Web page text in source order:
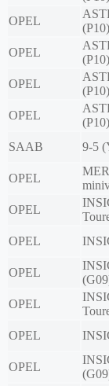
OPEL
(P10)
OPEL
(P10)
OPEL
(P10)
OPEL
(P10)
SAAB
9-5
OPEL
OPEL
OPEL
OPEL
OPEL
OPEL
OPEL